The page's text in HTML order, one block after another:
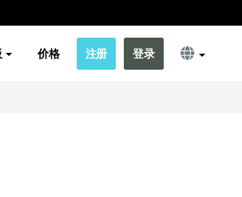
价格 注册 登录